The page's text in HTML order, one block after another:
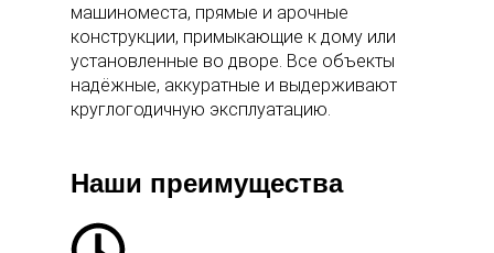
машиноместа, прямые и арочные
конструкции, примыкающие к дому или
установленные во дворе. Все объекты
надёжные, аккуратные и выдерживают
круглогодичную эксплуатацию.
Наши преимущества